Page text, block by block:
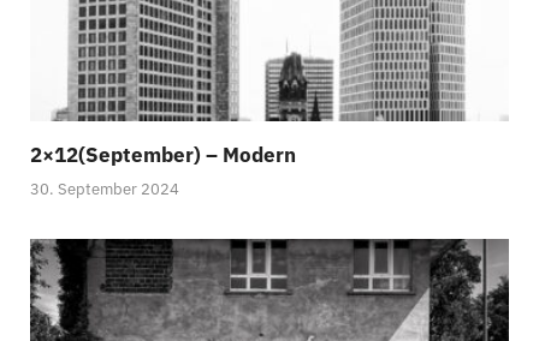
2×12(September) – Modern
30. September 2024